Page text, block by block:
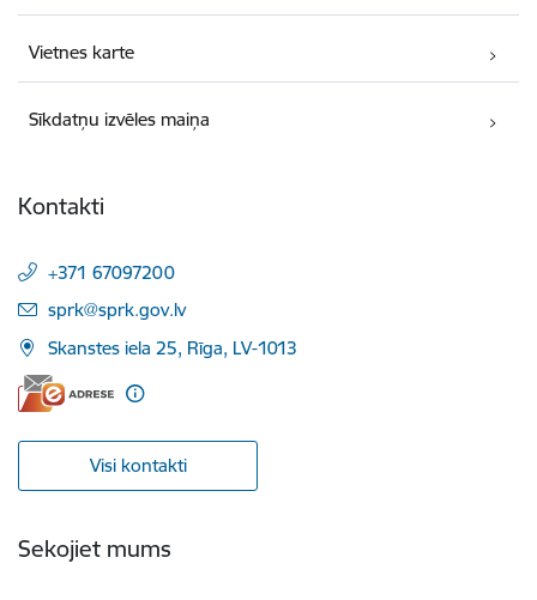
Vietnes karte
Sīkdatņu izvēles maiņa
Kontakti
+371 67097200
E-pasts:
sprk@sprk.gov.lv
Skanstes iela 25, Rīga, LV-1013
Visi kontakti
Sekojiet mums